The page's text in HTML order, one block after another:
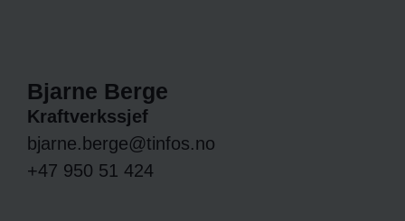
Bjarne Berge
Kraftverkssjef
bjarne.berge@tinfos.no
+47 950 51 424